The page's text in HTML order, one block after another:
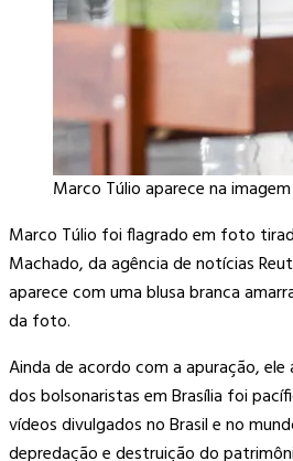
Marco Túlio aparece na
Marco Túlio foi flagrado em foto
Machado, da agência de notícias
aparece com uma blusa branca
da foto.
Ainda de acordo com a apuração,
dos bolsonaristas em Brasília foi
vídeos divulgados no Brasil e no
depredação e destruição do